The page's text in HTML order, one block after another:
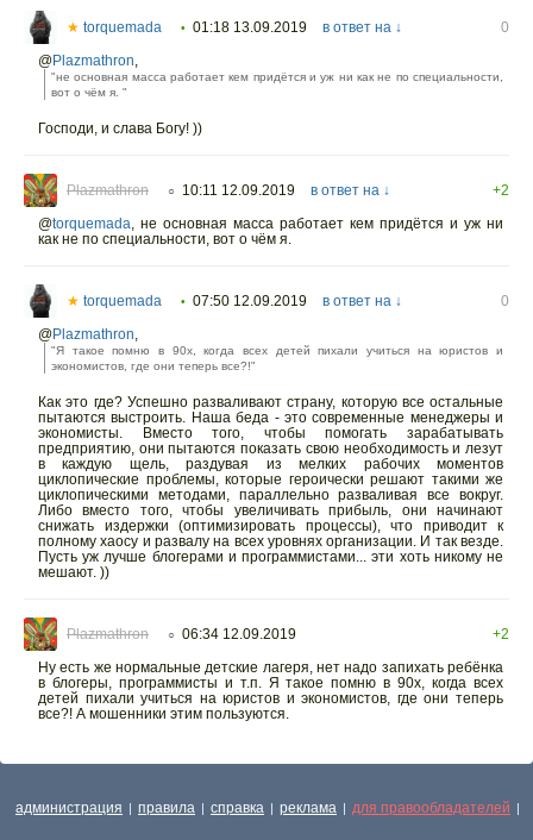
★ torquemada • 01:18 13.09.2019 в ответ на ↓
0
@Plazmathron,
"не основная масса работает кем придётся и уж ни как не по специальности,
вот о чём я. "
Господи, и слава Богу! ))
Plazmathron ○ 10:11 12.09.2019 в ответ на ↓
+2
@torquemada, не основная масса работает кем придётся и уж ни
как не по специальности, вот о чём я.
★ torquemada • 07:50 12.09.2019 в ответ на ↓
0
@Plazmathron,
"Я такое помню в 90х, когда всех детей пихали учиться на юристов и
экономистов, где они теперь все?!"
Как это где? Успешно разваливают страну, которую все остальные
пытаются выстроить. Наша беда - это современные менеджеры и
экономисты. Вместо того, чтобы помогать зарабатывать
предприятию, они пытаются показать свою необходимость и лезут
в каждую щель, раздувая из мелких рабочих моментов
циклопические проблемы, которые героически решают такими же
циклопическими методами, параллельно разваливая все вокруг.
Либо вместо того, чтобы увеличивать прибыль, они начинают
снижать издержки (оптимизировать процессы), что приводит к
полному хаосу и развалу на всех уровнях организации. И так везде.
Пусть уж лучше блогерами и программистами... эти хоть никому не
мешают. ))
Plazmathron ○ 06:34 12.09.2019
+2
Ну есть же нормальные детские лагеря, нет надо запихать ребёнка
в блогеры, программисты и т.п. Я такое помню в 90х, когда всех
детей пихали учиться на юристов и экономистов, где они теперь
все?! А мошенники этим пользуются.
администрация | правила | справка | реклама | для правообладателей |